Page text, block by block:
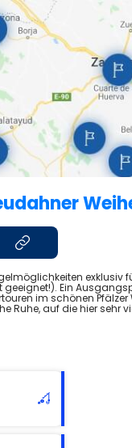
exklusiv
Ein
im schönen Pfälzer
Ruhe, auf die hier sehr